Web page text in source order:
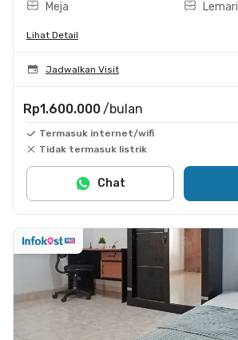
Meja Lemari
Lihat Detail
Jadwalkan Visit
Rp1.600.000 /bulan
Termasuk internet/wifi
Tidak termasuk listrik
Chat